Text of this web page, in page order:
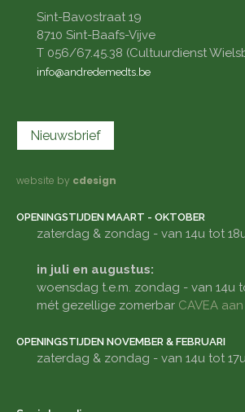
Sint-Bavostraat 19
8710 Sint-Baafs-Vijve
T 056/67.45.38 (Cultuurdienst
info@andredemedts.be
Nieuwsbrief
website by cdesign
OPENINGSTIJDEN MAART - OKTOBER
zaterdag & zondag - van 14u tot
in juli en augustus:
woensdag t.e.m. zondag - van 14u
mét gezellige zomerbar CAVEA
OPENINGSTIJDEN NOVEMBER & FEBRUARI
zaterdag & zondag - van 14u tot